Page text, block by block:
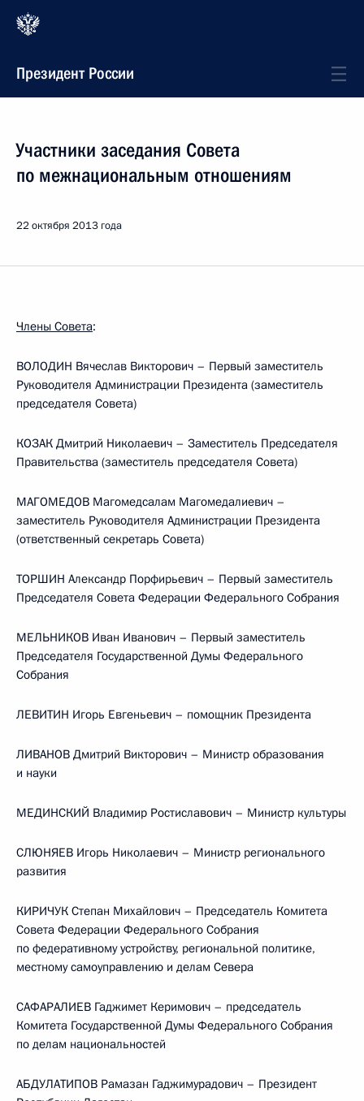
Президент России
Участники заседания Совета
по межнациональным отношениям
22 октября 2013 года
Члены Совета:
ВОЛОДИН Вячеслав Викторович – Первый заместитель
Руководителя Администрации Президента (заместитель
председателя Совета)
КОЗАК Дмитрий Николаевич – Заместитель Председателя
Правительства (заместитель председателя Совета)
МАГОМЕДОВ Магомедсалам Магомедалиевич –
заместитель Руководителя Администрации Президента
(ответственный секретарь Совета)
ТОРШИН Александр Порфирьевич – Первый заместитель
Председателя Совета Федерации Федерального Собрания
МЕЛЬНИКОВ Иван Иванович – Первый заместитель
Председателя Государственной Думы Федерального
Собрания
ЛЕВИТИН Игорь Евгеньевич – помощник Президента
ЛИВАНОВ Дмитрий Викторович – Министр образования
и науки
МЕДИНСКИЙ Владимир Ростиславович – Министр культуры
СЛЮНЯЕВ Игорь Николаевич – Министр регионального
развития
КИРИЧУК Степан Михайлович – Председатель Комитета
Совета Федерации Федерального Собрания
по федеративному устройству, региональной политике,
местному самоуправлению и делам Севера
САФАРАЛИЕВ Гаджимет Керимович – председатель
Комитета Государственной Думы Федерального Собрания
по делам национальностей
АБДУЛАТИПОВ Рамазан Гаджимурадович – Президент